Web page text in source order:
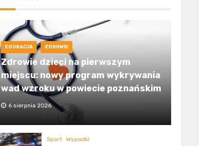
EDUKACJA ZDROWIE
Zdrowie dzieci na pierwszym
miejscu: nowy program wykrywania
wad wzroku w powiecie poznańskim
6 sierpnia 2026
Sport Wypadki